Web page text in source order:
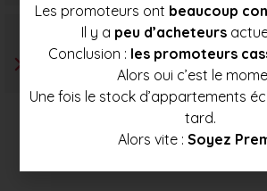
Les promoteurs ont beaucoup
Il y a peu d’acheteurs
Conclusion : les promoteurs
Alors oui c’est le
Une fois le stock d’appartements
tard.
Alors vite : Soyez